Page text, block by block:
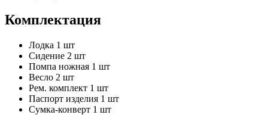
Комплектация
Лодка 1 шт
Сидение 2 шт
Помпа ножная 1 шт
Весло 2 шт
Рем. комплект 1 шт
Паспорт изделия 1 шт
Сумка-конверт 1 шт